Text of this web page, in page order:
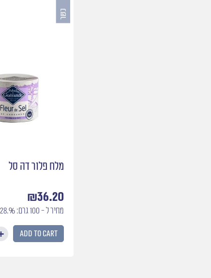
מלח פלור דה סל
₪36.20
מחיר ל - 100 גרם: 28.96 ₪
Add to cart